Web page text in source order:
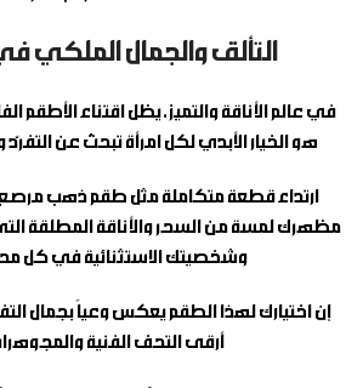
التألق والجمال الملكي
في عالم الأناقة والتميز، يظل اقتناء الأطقم
هو الخيار الأبدي لكل امرأة تبحث عن
ارتداء قطعة متكاملة مثل طقم ذهب مرصع
مظهرك لمسة من السحر والأناقة المطلقة
وشخصيتك الاستثنائية في كل
إن اختيارك لهذا الطقم يعكس وعياً بجمال
أرقى التحف الفنية